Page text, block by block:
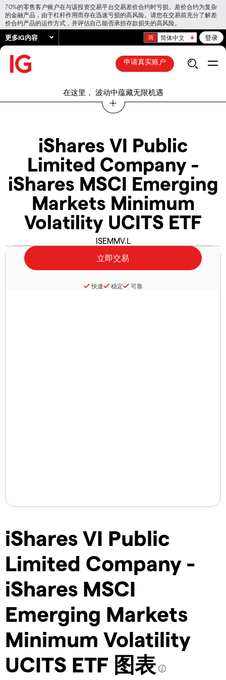
70%的零售客户账户在与该投资交易平台交易差价合约时亏损。差价合约为复杂
的金融产品，由于杠杆作用而存在迅速亏损的高风险。请您在交易前充分了解差
价合约产品的运作方式，并评估自己能否承担存款损失的高风险。
更多IG内容 简体中文 登录
申请真实账户
在这里， 波动中蕴藏无限机遇
iShares VI Public
Limited Company -
iShares MSCI Emerging
Markets Minimum
Volatility UCITS ETF
ISEMMV.L
iShares VI Public
Limited Company -
iShares MSCI
Emerging Markets
Minimum Volatility
UCITS ETF 图表
快速 稳定 可靠